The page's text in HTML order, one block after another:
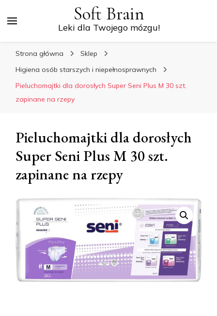
Soft Brain
Leki dla Twojego mózgu!
Strona główna
Sklep
Higiena osób starszych i niepełnosprawnych
Pieluchomajtki dla dorosłych Super Seni Plus M 30 szt.
zapinane na rzepy
Pieluchomajtki dla dorosłych
Super Seni Plus M 30 szt.
zapinane na rzepy